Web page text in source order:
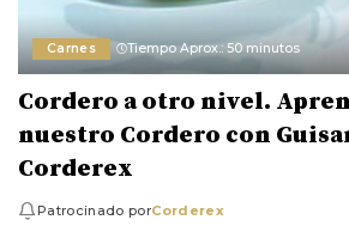
Carnes Tiempo Aprox.: 50 minutos
Cordero a otro nivel.
nuestro Cordero con
Corderex
Patrocinado porCorderex